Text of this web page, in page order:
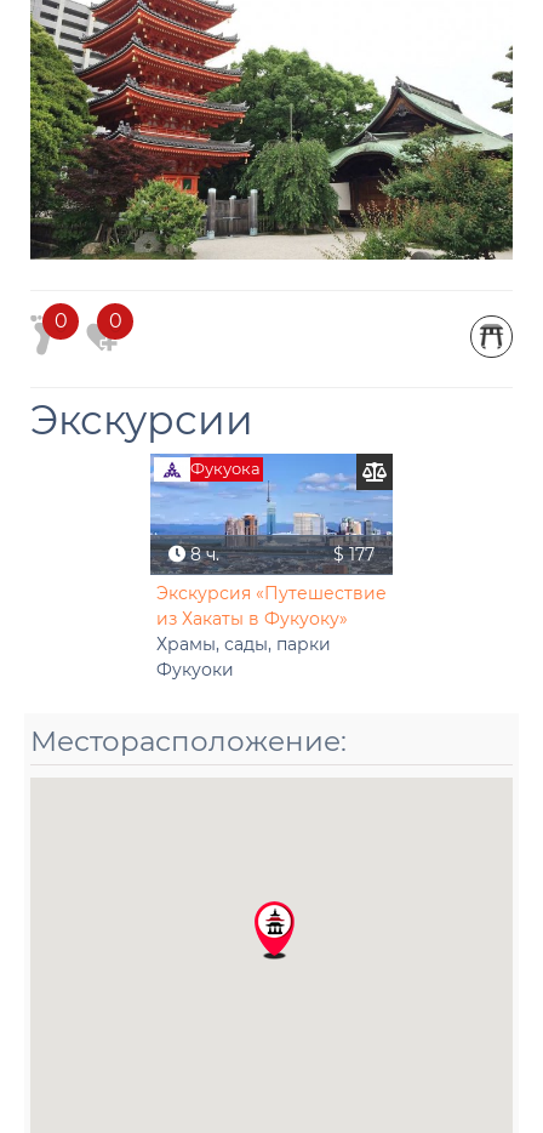
0 0
Экскурсии
Фукуока
8 ч.
$ 177
Экскурсия «Путешествие
из Хакаты в Фукуоку»
Храмы, сады, парки
Фукуоки
Месторасположение: